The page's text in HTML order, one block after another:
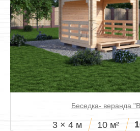
Беседка- веранда
3 × 4 м 10 м²